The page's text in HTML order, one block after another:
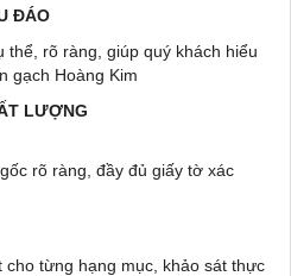
ĐÁO
rõ ràng, giúp quý khách hiểu
gạch Hoàng Kim
VÀ CHẤT LƯỢNG
rõ ràng, đầy đủ giấy tờ xác
từng hạng mục, khảo sát thực